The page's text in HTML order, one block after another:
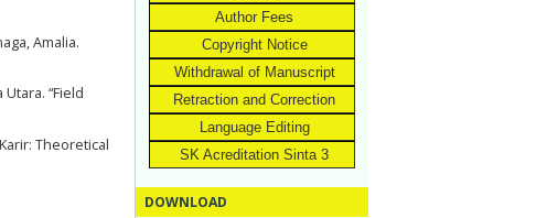
Author Fees
Copyright Notice
Withdrawal of Manuscript
Retraction and Correction
Language Editing
SK Acreditation Sinta 3
DOWNLOAD
Amalia.
“Field
Theoretical